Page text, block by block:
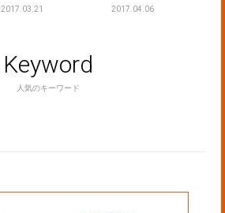
2017.03.21 2017.04.06
Keyword
人気のキーワード